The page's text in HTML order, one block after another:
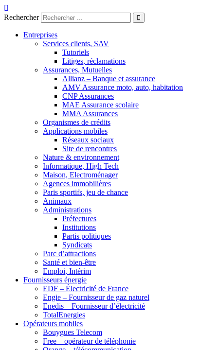
Aller
au
Rechercher
Entreprises
Services clients, SAV
Tutoriels
Litiges, réclamations
Assurances, Mutuelles
Allianz – Banque et assurance
AMV Assurance moto, auto, habitation
CNP Assurances
MAE Assurance scolaire
MMA Assurances
Organismes de crédits
Applications mobiles
Réseaux sociaux
Site de rencontres
Nature & environnement
Informatique, High Tech
Maison, Electroménager
Agences immobilières
Paris sportifs, jeu de chance
Animaux
Administrations
Préfectures
Institutions
Partis politiques
Syndicats
Parc d’attractions
Santé et bien-être
Emploi, Intérim
Fournisseurs énergie
EDF – Électricité de France
Engie – Fournisseur de gaz naturel
Enedis – Fournisseur d’électricité
TotalEnergies
Opérateurs mobiles
Bouygues Telecom
Free – opérateur de téléphonie